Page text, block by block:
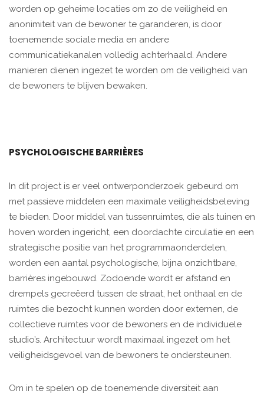
worden op geheime locaties om zo de veiligheid en
anonimiteit van de bewoner te garanderen, is door
toenemende sociale media en andere
communicatiekanalen volledig achterhaald. Andere
manieren dienen ingezet te worden om de veiligheid van
de bewoners te blijven bewaken.
PSYCHOLOGISCHE BARRIÈRES
In dit project is er veel ontwerponderzoek gebeurd om
met passieve middelen een maximale veiligheidsbeleving
te bieden. Door middel van tussenruimtes, die als tuinen en
hoven worden ingericht, een doordachte circulatie en een
strategische positie van het programmaonderdelen,
worden een aantal psychologische, bijna onzichtbare,
barrières ingebouwd. Zodoende wordt er afstand en
drempels gecreëerd tussen de straat, het onthaal en de
ruimtes die bezocht kunnen worden door externen, de
collectieve ruimtes voor de bewoners en de individuele
studio’s. Architectuur wordt maximaal ingezet om het
veiligheidsgevoel van de bewoners te ondersteunen.
Om in te spelen op de toenemende diversiteit aan